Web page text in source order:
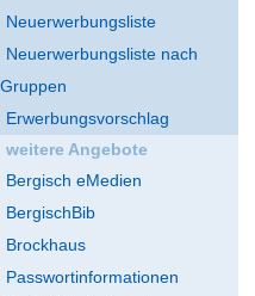
Neuerwerbungsliste
Neuerwerbungsliste nach
Gruppen
Erwerbungsvorschlag
weitere Angebote
Bergisch eMedien
BergischBib
Brockhaus
Passwortinformationen